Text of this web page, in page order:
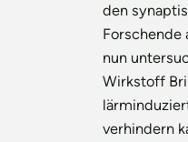
den
Forschende
nun
Wirkstoff
verhindern